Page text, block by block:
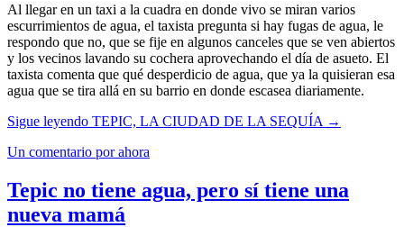
Al llegar en un taxi a la cuadra en donde vivo se miran varios
escurrimientos de agua, el taxista pregunta si hay fugas de agua, le
respondo que no, que se fije en algunos canceles que se ven abiertos
y los vecinos lavando su cochera aprovechando el día de asueto. El
taxista comenta que qué desperdicio de agua, que ya la quisieran esa
agua que se tira allá en su barrio en donde escasea diariamente.
Sigue leyendo TEPIC, LA CIUDAD DE LA SEQUÍA →
Un comentario por ahora
Tepic no tiene agua, pero sí tiene una
nueva mamá